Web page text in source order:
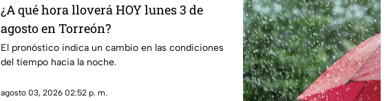
¿A qué hora lloverá HOY lunes 3 de
agosto en Torreón?
El pronóstico indica un cambio en las condiciones
del tiempo hacia la noche.
agosto 03, 2026 02:52 p. m.